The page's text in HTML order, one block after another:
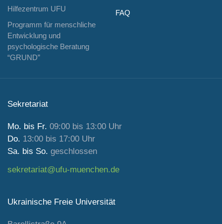
Hilfezentrum UFU
Programm für menschliche
Entwicklung und
psychologische Beratung
“GRUND”
FAQ
Sekretariat
Mo. bis Fr. 09:00 bis 13:00 Uhr
Do. 13:00 bis 17:00 Uhr
Sa. bis So. geschlossen
sekretariat@ufu-muenchen.de
Ukrainische Freie Universität